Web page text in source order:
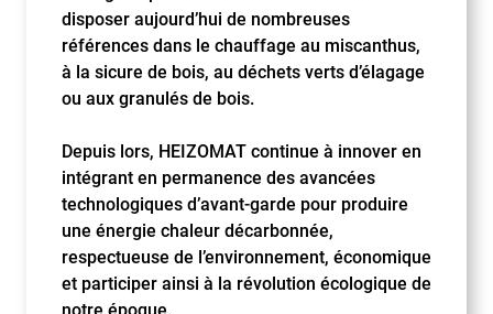
disposer aujourd’hui de nombreuses
références dans le chauffage au miscanthus,
à la sicure de bois, au déchets verts d’élagage
ou aux granulés de bois.
Depuis lors, HEIZOMAT continue à innover en
intégrant en permanence des avancées
technologiques d’avant-garde pour produire
une énergie chaleur décarbonnée,
respectueuse de l’environnement, économique
et participer ainsi à la révolution écologique de